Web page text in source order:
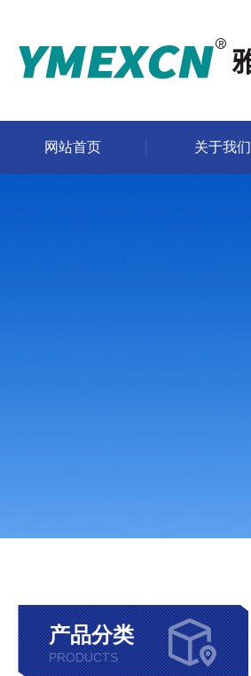
网站首页 关于我们
产品分类
PRODUCTS